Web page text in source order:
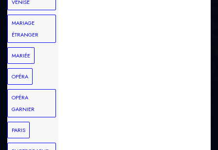
VENISE
MARIAGE
ÉTRANGER
MARIÉE
OPÉRA
OPÉRA
GARNIER
PARIS